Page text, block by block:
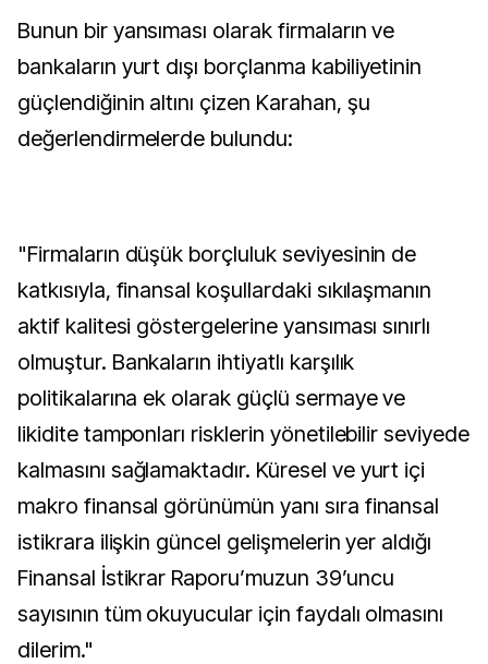
Bunun bir yansıması olarak firmaların ve
bankaların yurt dışı borçlanma kabiliyetinin
güçlendiğinin altını çizen Karahan, şu
değerlendirmelerde bulundu:
"Firmaların düşük borçluluk seviyesinin de
katkısıyla, finansal koşullardaki sıkılaşmanın
aktif kalitesi göstergelerine yansıması sınırlı
olmuştur. Bankaların ihtiyatlı karşılık
politikalarına ek olarak güçlü sermaye ve
likidite tamponları risklerin yönetilebilir seviyede
kalmasını sağlamaktadır. Küresel ve yurt içi
makro finansal görünümün yanı sıra finansal
istikrara ilişkin güncel gelişmelerin yer aldığı
Finansal İstikrar Raporu’muzun 39’uncu
sayısının tüm okuyucular için faydalı olmasını
dilerim."